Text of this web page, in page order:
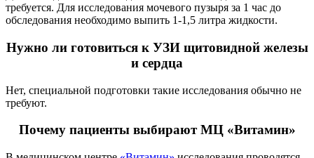
требуется. Для исследования мочевого пузыря за 1 час до
обследования необходимо выпить 1-1,5 литра жидкости.
Нужно ли готовиться к УЗИ щитовидной железы
и сердца
Нет, специальной подготовки такие исследования обычно не
требуют.
Почему пациенты выбирают МЦ «Витамин»